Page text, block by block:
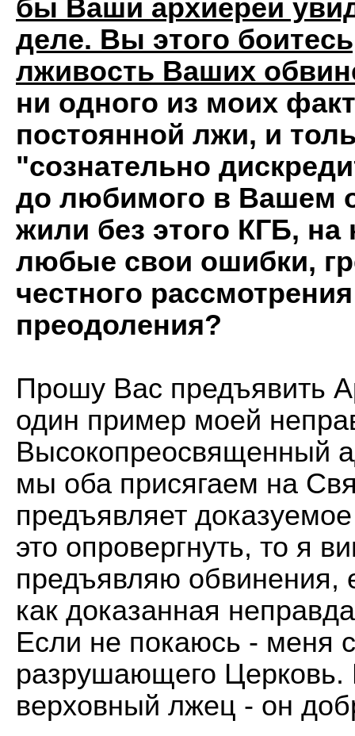
бы Ваши архиереи
деле. Вы этого
лживость Ваших
ни одного из моих
постоянной лжи, и
"сознательно
до любимого в Вашем
жили без этого КГБ,
любые свои ошибки,
честного
преодоления?
Прошу Вас предъявить
один пример моей
Высокопреосвященный
мы оба присягаем на
предъявляет
это опровергнуть, то я
предъявляю обвинения,
как доказанная
Если не покаюсь - меня
разрушающего Церковь.
верховный лжец - он